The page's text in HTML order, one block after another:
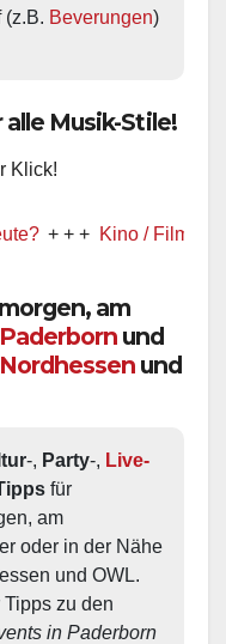
(z.B. Beverungen)
Musik-Stile!
Klick!
+ Kino / Film + + +
am
Paderborn und
und
-, Party-, Live-
am
oder in der Nähe
und OWL.
zu den
in Paderborn